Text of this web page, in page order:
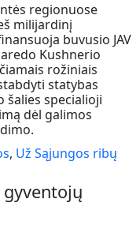
regionuose
milijardinį
buvusio JAV
Kushnerio
rožiniais
statybas
šalies specialioji
dėl galimos
, Už Sąjungos ribų